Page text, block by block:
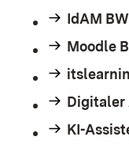
IdAM BW
Moodle
Digitaler
KI-